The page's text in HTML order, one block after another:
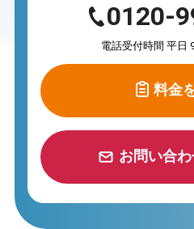
0120-
電話受付時間 平日
料金
料金
お問い合
お問い合